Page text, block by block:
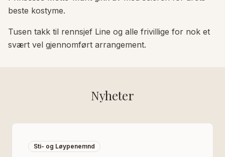
beste kostyme.
Tusen takk til rennsjef Line og alle frivillige for nok et
svært vel gjennomført arrangement.
Nyheter
Sti- og Løypenemnd